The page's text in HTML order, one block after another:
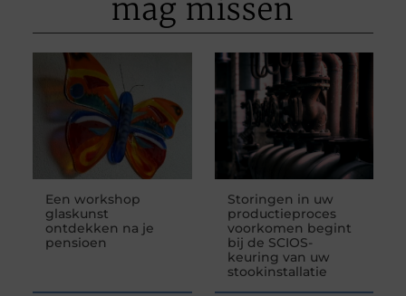
mag missen
Een workshop
glaskunst
ontdekken na je
pensioen
Storingen in uw
productieproces
voorkomen begint
bij de SCIOS-
keuring van uw
stookinstallatie